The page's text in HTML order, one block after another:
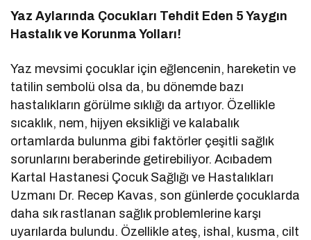
Yaz Aylarında Çocukları Tehdit Eden 5 Yaygın
Hastalık ve Korunma Yolları!
Yaz mevsimi çocuklar için eğlencenin, hareketin ve
tatilin sembolü olsa da, bu dönemde bazı
hastalıkların görülme sıklığı da artıyor. Özellikle
sıcaklık, nem, hijyen eksikliği ve kalabalık
ortamlarda bulunma gibi faktörler çeşitli sağlık
sorunlarını beraberinde getirebiliyor. Acıbadem
Kartal Hastanesi Çocuk Sağlığı ve Hastalıkları
Uzmanı Dr. Recep Kavas, son günlerde çocuklarda
daha sık rastlanan sağlık problemlerine karşı
uyarılarda bulundu. Özellikle ateş, ishal, kusma, cilt